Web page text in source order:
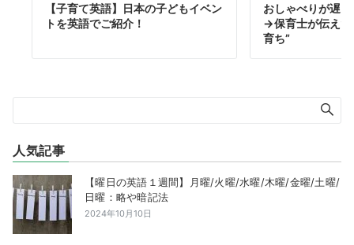
【子育て英語】日本の子どもイベン
トを英語でご紹介！
おしゃべりが遅
→保育士が伝えた
育ち”
人気記事
【曜日の英語１週間】月曜/火曜/水曜/木曜/金曜/土曜/
日曜：略や暗記法
2024年10月10日